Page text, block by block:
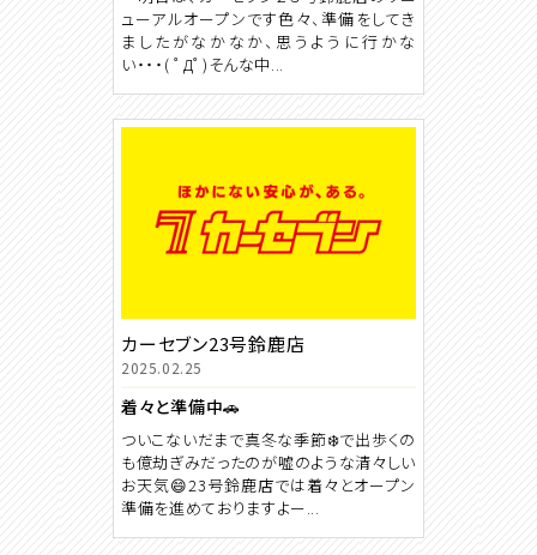
ューアルオープンです色々、準備をしてき
ましたがなかなか、思うように行かな
い・・・( ﾟДﾟ)そんな中...
カーセブン23号鈴鹿店
2025.02.25
着々と準備中🚗
ついこないだまで真冬な季節❄️で出歩くの
も億劫ぎみだったのが嘘のような清々しい
お天気😄23号鈴鹿店では着々とオープン
準備を進めておりますよー...